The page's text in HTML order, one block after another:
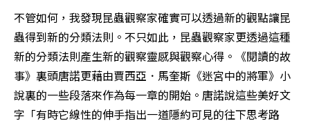
不管如何，我發現昆蟲觀察家確實可以透過新的觀點讓昆
蟲得到新的分類法則。不只如此，昆蟲觀察家更透過這種
新的分類法則產生新的觀察靈感與觀察心得。《閱讀的故
事》裏頭唐諾更藉由賈西亞．馬奎斯《迷宮中的將軍》小
說裏的一些段落來作為每一章的開始。唐諾說這些美好文
字「有時它線性的伸手指出一道隱約可見的往下思考路